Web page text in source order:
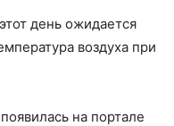
день ожидается
воздуха при
на портале